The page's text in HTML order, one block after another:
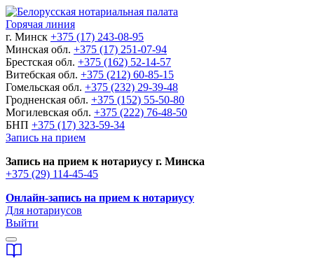
Горячая линия
г. Минск +375 (17) 243-08-95
Минская обл. +375 (17) 251-07-94
Брестская обл. +375 (162) 52-14-57
Витебская обл. +375 (212) 60-85-15
Гомельская обл. +375 (232) 29-39-48
Гродненская обл. +375 (152) 55-50-80
Могилевская обл. +375 (222) 76-48-50
БНП +375 (17) 323-59-34
Запись на прием
Запись на прием к нотариусу г. Минска
+375 (29) 114-45-45
Онлайн-запись на прием к нотариусу
Для нотариусов
Выйти